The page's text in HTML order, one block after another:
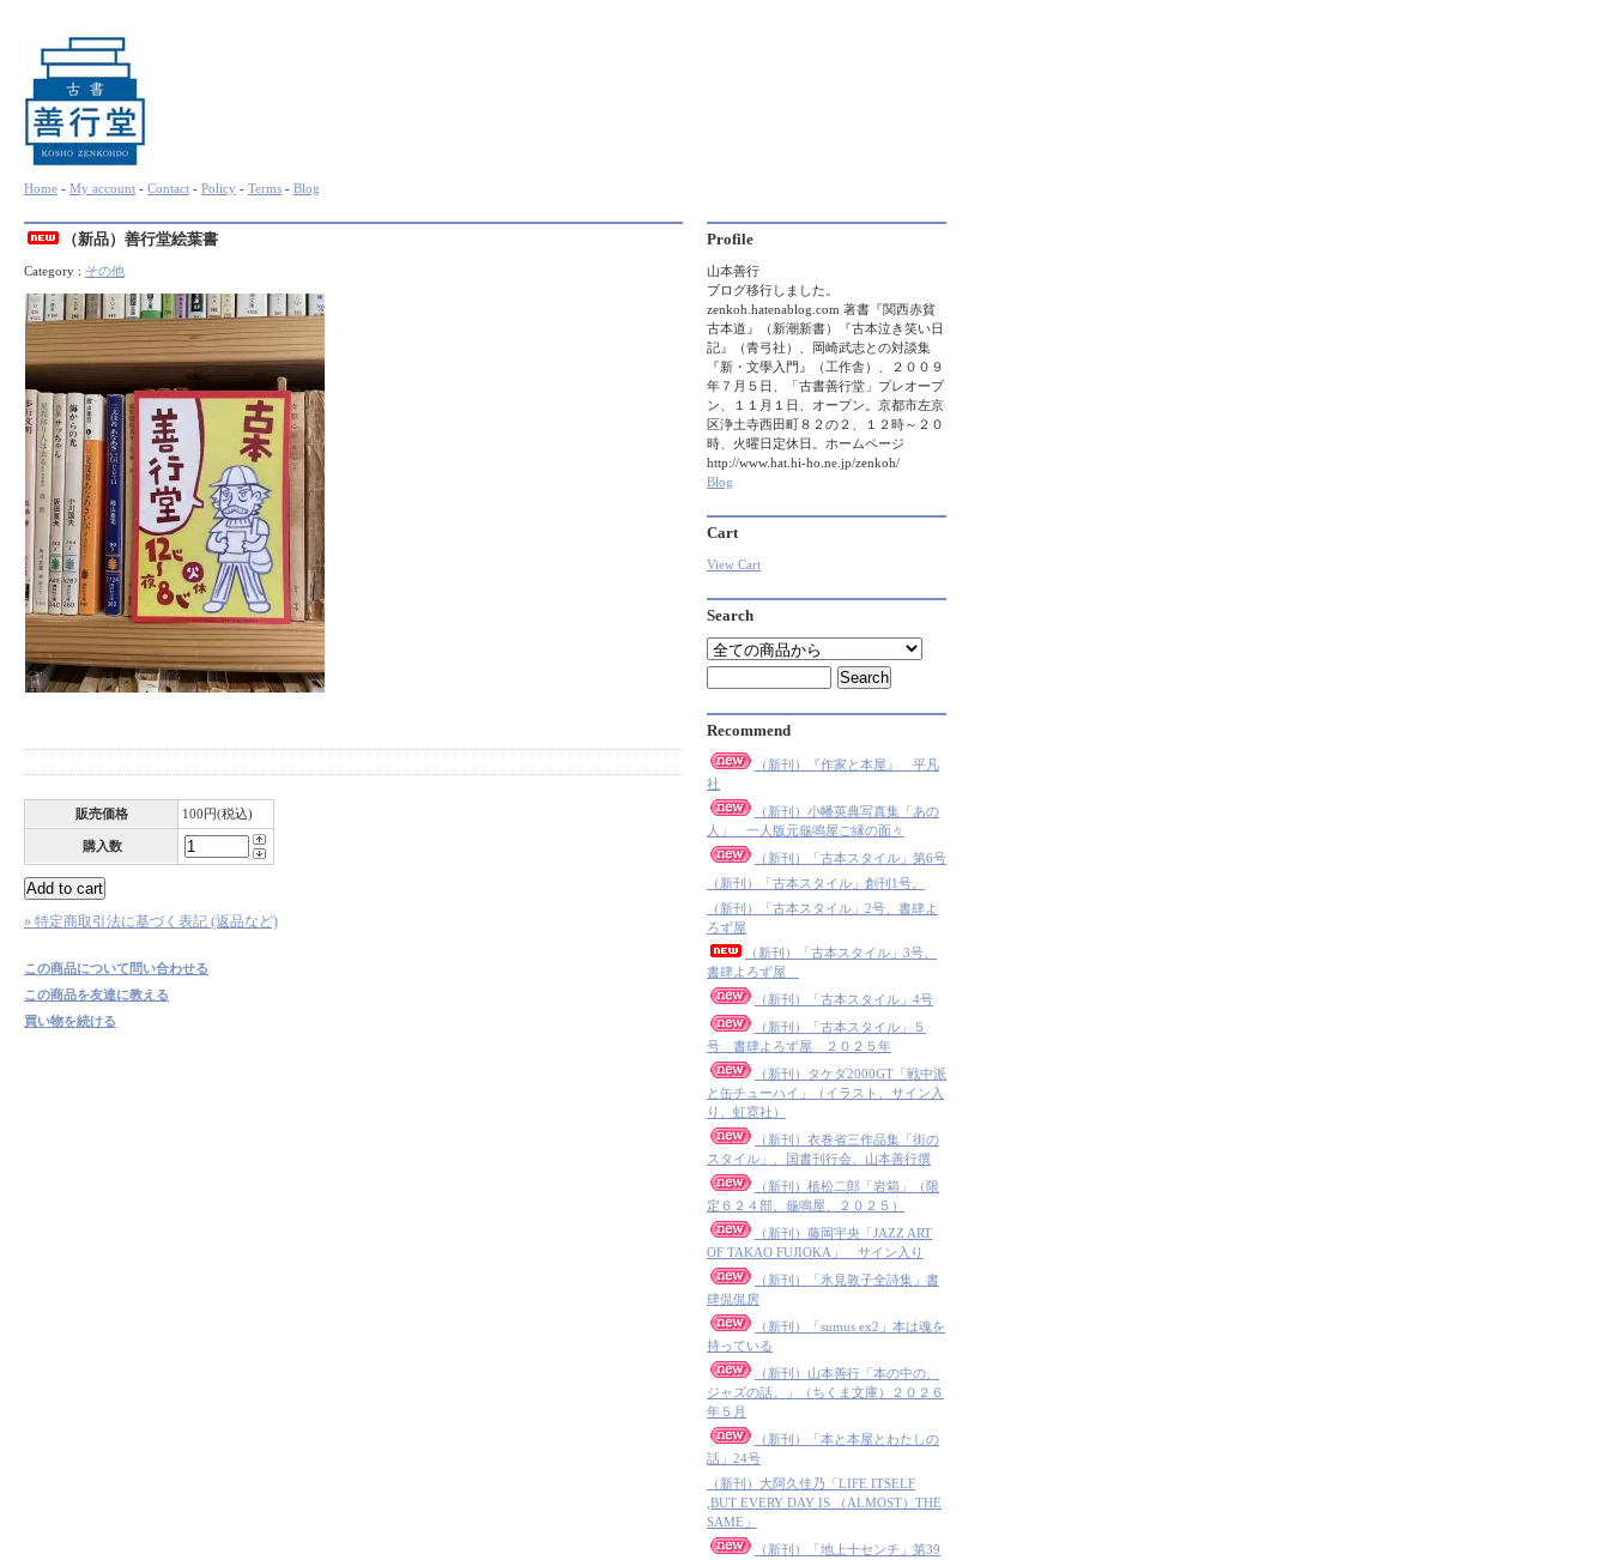
Home - My account - Contact - Policy - Terms - Blog
（新品）善行堂絵葉書
Category : その他
販売価格 100円(税込)
購入数
» 特定商取引法に基づく表記 (返品など)
この商品について問い合わせる
この商品を友達に教える
買い物を続ける
Profile
山本善行
ブログ移行しました。
zenkoh.hatenablog.com 著書『関西赤貧
古本道』（新潮新書）『古本泣き笑い日
記』（青弓社）、岡崎武志との対談集
『新・文學入門』（工作舎）、２００９
年７月５日、「古書善行堂」プレオープ
ン、１１月１日、オープン。京都市左京
区浄土寺西田町８２の２、１２時～２０
時、火曜日定休日。ホームページ
http://www.hat.hi-ho.ne.jp/zenkoh/
Blog
Cart
View Cart
Search
Recommend
（新刊）『作家と本屋』 平凡
社
（新刊）小幡英典写真集「あの
人」 一人版元龜鳴屋ご縁の面々
（新刊）「古本スタイル」第6号
（新刊）「古本スタイル」創刊1号。
（新刊）「古本スタイル」2号、書肆よ
ろず屋
（新刊）「古本スタイル」3号、
書肆よろず屋
（新刊）「古本スタイル」4号
（新刊）「古本スタイル」５
号 書肆よろず屋 ２０２５年
（新刊）タケダ2000GT「戦中派
と缶チューハイ」（イラスト、サイン入
り、虹霓社）
（新刊）衣巻省三作品集「街の
スタイル」、国書刊行会、山本善行撰
（新刊）植松二郎「岩箱」（限
定６２４部、龜鳴屋、２０２５）
（新刊）藤岡宇央「JAZZ ART
OF TAKAO FUJIOKA」 サイン入り
（新刊）「氷見敦子全詩集」書
肆侃侃房
（新刊）「sumus ex2」本は魂を
持っている
（新刊）山本善行「本の中の、
ジャズの話。」（ちくま文庫）２０２６
年５月
（新刊）「本と本屋とわたしの
話」24号
（新刊）大阿久佳乃「LIFE ITSELF
,BUT EVERY DAY IS （ALMOST）THE
SAME」
（新刊）「地上十センチ」第39